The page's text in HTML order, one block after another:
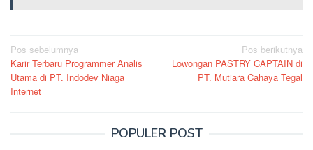
Navigasi
pos
Pos sebelumnya
Karir Terbaru Programmer Analis
Utama di PT. Indodev Niaga
Internet
Pos berikutnya
Lowongan PASTRY CAPTAIN di
PT. Mutiara Cahaya Tegal
POPULER POST